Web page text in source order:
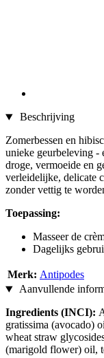
Beschrijving
Zomerbessen en
unieke geurbeleving -
droge, vermoeide en
verleidelijke, delicate
zonder vettig te
Toepassing:
Masseer de
Dagelijks
Merk: Antipodes
Aanvullende
Ingredients (INCI):
gratissima (avocado)
wheat straw
(marigold flower) oil,